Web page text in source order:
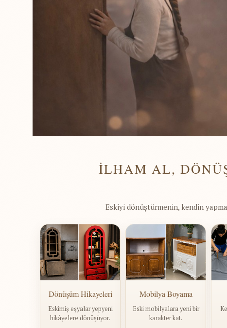
İLHAM AL,
Eskiyi dönüştürmenin, kendin
Dönüşüm Hikayeleri
Eskimiş eşyalar yepyeni
hikâyelere dönüşüyor.
Mobilya Boyama
Eski mobilyalara yeni bir
karakter kat.